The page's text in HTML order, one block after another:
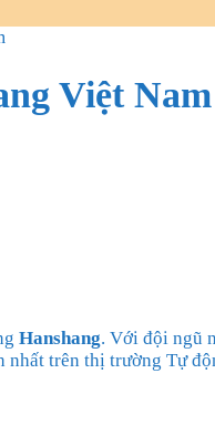
Việt Nam
Hanshang. Với đội ngũ
nhất trên thị trường Tự